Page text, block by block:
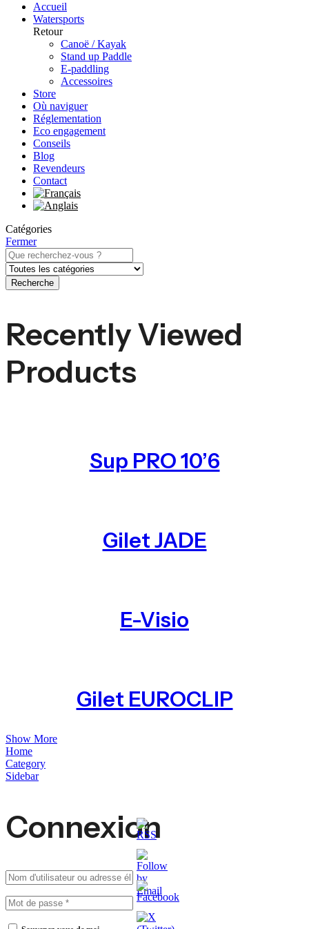
Accueil
Watersports
Retour
Canoë / Kayak
Stand up Paddle
E-paddling
Accessoires
Store
Où naviguer
Réglementation
Eco engagement
Conseils
Blog
Revendeurs
Contact
Catégories
Fermer
Recherche
Recently Viewed
Products
Sup PRO 10’6
Gilet JADE
E-Visio
Gilet EUROCLIP
Show More
Home
Category
Sidebar
Connexion